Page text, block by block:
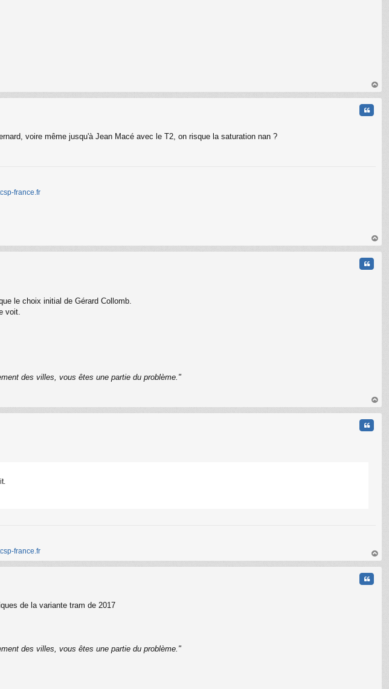
au
voire même jusqu'à Jean Macé avec le T2, on risque la saturation nan ?
france.fr
au
le choix initial de Gérard Collomb.
voit.
des villes, vous êtes une partie du problème."
au
france.fr
au
de la variante tram de 2017
des villes, vous êtes une partie du problème."